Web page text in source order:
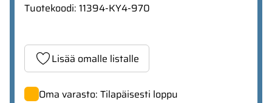
Tuotekoodi: 11394-KY4-970
Lisää omalle listalle
Oma varasto: Tilapäisesti loppu